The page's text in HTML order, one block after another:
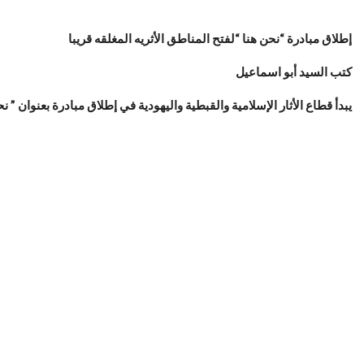
إطلاق مبادرة “نحن هنا “لفتح المناطق الأثريه المغلقه قريبا
كتب السيد أبو اسماعيل
يبدأ قطاع الأثار الإسلامية والقبطية واليهودية في إطلاق مبادرة بعنوان ”